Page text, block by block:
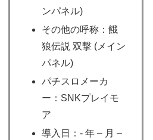
ンパネル)
その他の呼称：餓
狼伝説 双撃 (メイン
パネル)
パチスロメーカ
ー：SNKプレイモ
ア
導入日：- 年 – 月 –